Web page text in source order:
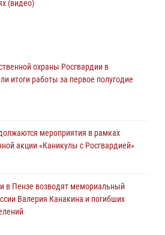
(видео)
память легендарного генерала
«Страж» познакомили участников
и техникой Росгвардии
оказали помощь
Росгвардии пресечена
под реабилитационный центр
охраны Росгвардии в
итоги работы за первое полугодие
мероприятия в рамках
акции «Каникулы с Росгвардией»
в Пензе возводят мемориальный
Валерия Канакина и погибших